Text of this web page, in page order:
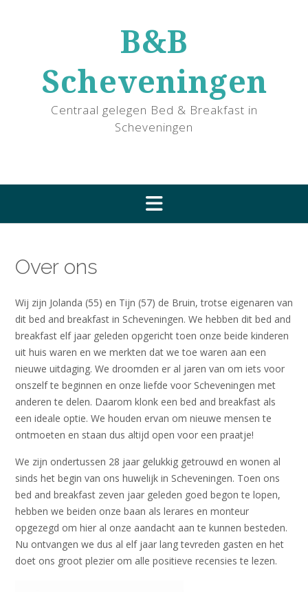
B&B
Scheveningen
Centraal gelegen Bed & Breakfast in
Scheveningen
Over ons
Wij zijn Jolanda (55) en Tijn (57) de Bruin, trotse eigenaren van
dit bed and breakfast in Scheveningen. We hebben dit bed and
breakfast elf jaar geleden opgericht toen onze beide kinderen
uit huis waren en we merkten dat we toe waren aan een
nieuwe uitdaging. We droomden er al jaren van om iets voor
onszelf te beginnen en onze liefde voor Scheveningen met
anderen te delen. Daarom klonk een bed and breakfast als
een ideale optie. We houden ervan om nieuwe mensen te
ontmoeten en staan dus altijd open voor een praatje!
We zijn ondertussen 28 jaar gelukkig getrouwd en wonen al
sinds het begin van ons huwelijk in Scheveningen. Toen ons
bed and breakfast zeven jaar geleden goed begon te lopen,
hebben we beiden onze baan als lerares en monteur
opgezegd om hier al onze aandacht aan te kunnen besteden.
Nu ontvangen we dus al elf jaar lang tevreden gasten en het
doet ons groot plezier om alle positieve recensies te lezen.